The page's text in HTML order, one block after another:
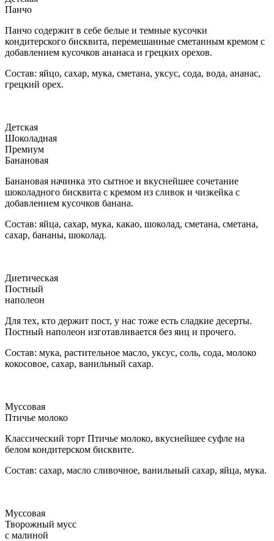
Панчо
Панчо содержит в себе белые и темные кусочки
кондитерского бисквита, перемешанные сметанным кремом с
добавлением кусочков ананаса и грецких орехов.
Состав: яйцо, сахар, мука, сметана, уксус, сода, вода, ананас,
грецкий орех.
Детская
Шоколадная
Премиум
Банановая
Банановая начинка это сытное и вкуснейшее сочетание
шоколадного бисквита с кремом из сливок и чизкейка с
добавлением кусочков банана.
Состав: яйца, сахар, мука, какао, шоколад, сметана, сметана,
сахар, бананы, шоколад.
Диетическая
Постный
наполеон
Для тех, кто держит пост, у нас тоже есть сладкие десерты.
Постный наполеон изготавливается без яиц и прочего.
Состав: мука, растительное масло, уксус, соль, сода, молоко
кокосовое, сахар, ванильный сахар.
Муссовая
Птичье молоко
Классический торт Птичье молоко, вкуснейшее суфле на
белом кондитерском бисквите.
Состав: сахар, масло сливочное, ванильный сахар, яйца, мука.
Муссовая
Творожный мусс
с малиной